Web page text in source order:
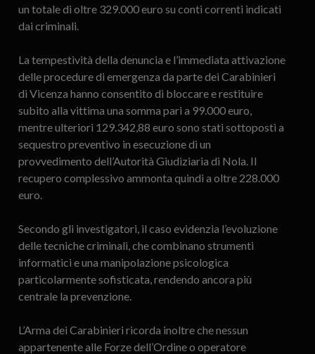
un totale di oltre 329.000 euro su conti correnti indicati
dai criminali.
La tempestività della denuncia e l’immediata attivazione
delle procedure di emergenza da parte dei Carabinieri
di Vicenza hanno consentito di bloccare e restituire
subito alla vittima una somma pari a 99.000 euro,
mentre ulteriori 129.342,88 euro sono stati sottoposti a
sequestro preventivo in esecuzione di un
provvedimento dell’Autorità Giudiziaria di Nola. Il
recupero complessivo ammonta quindi a oltre 228.000
euro.
Secondo gli investigatori, il caso evidenzia l’evoluzione
delle tecniche criminali, che combinano strumenti
informatici e una manipolazione psicologica
particolarmente sofisticata, rendendo ancora più
centrale la prevenzione.
L’Arma dei Carabinieri ricorda inoltre che nessun
appartenente alle Forze dell’Ordine o operatore